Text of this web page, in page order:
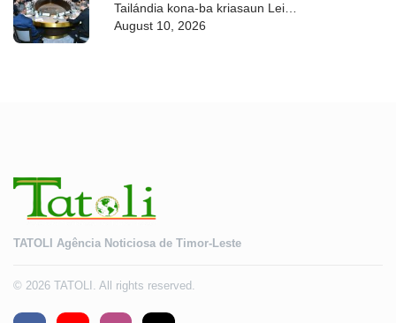
Tailándia kona-ba kriasaun Lei
Siberkrime
August 10, 2026
TATOLI Agência Noticiosa de Timor-Leste
© 2026 TATOLI. All rights reserved.